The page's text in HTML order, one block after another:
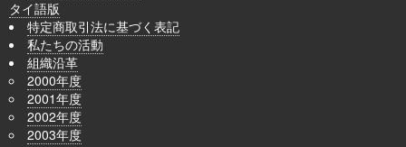
タイ語版
特定商取引法に基づく表記
私たちの活動
組織沿革
2000年度
2001年度
2002年度
2003年度